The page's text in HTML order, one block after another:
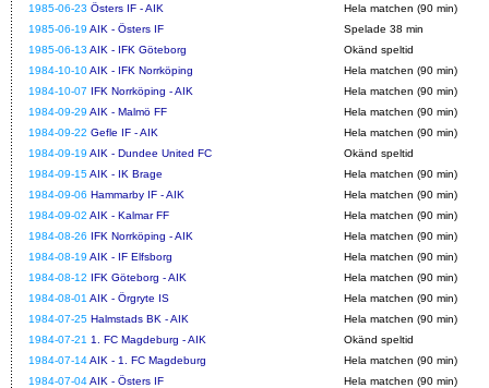
1985-06-23 Östers IF - AIK
Hela matchen (90 min)
1985-06-19 AIK - Östers IF
Spelade 38 min
1985-06-13 AIK - IFK Göteborg
Okänd speltid
1984-10-10AIK - IFK Norrköping
Hela matchen (90 min)
1984-10-07 IFK Norrköping - AIK
Hela matchen (90 min)
1984-09-29 AIK - Malmö FF
Hela matchen (90 min)
1984-09-22 Gefle IF - AIK
Hela matchen (90 min)
1984-09-19 AIK - Dundee United FC
Okänd speltid
1984-09-15AIK - IK Brage
Hela matchen (90 min)
1984-09-06 Hammarby IF - AIK
Hela matchen (90 min)
1984-09-02 AIK - Kalmar FF
Hela matchen (90 min)
1984-08-26 IFK Norrköping - AIK
Hela matchen (90 min)
1984-08-19 AIK - IF Elfsborg
Hela matchen (90 min)
1984-08-12 IFK Göteborg - AIK
Hela matchen (90 min)
1984-08-01 AIK - Örgryte IS
Hela matchen (90 min)
1984-07-25 Halmstads BK - AIK
Hela matchen (90 min)
1984-07-21 1. FC Magdeburg - AIK
Okänd speltid
1984-07-14AIK - 1. FC Magdeburg
Hela matchen (90 min)
1984-07-04AIK - Östers IF
Hela matchen (90 min)